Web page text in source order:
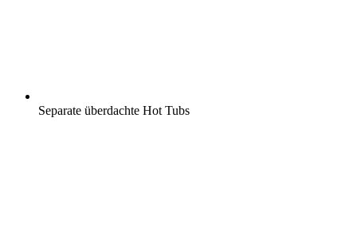
Separate überdachte Hot Tubs